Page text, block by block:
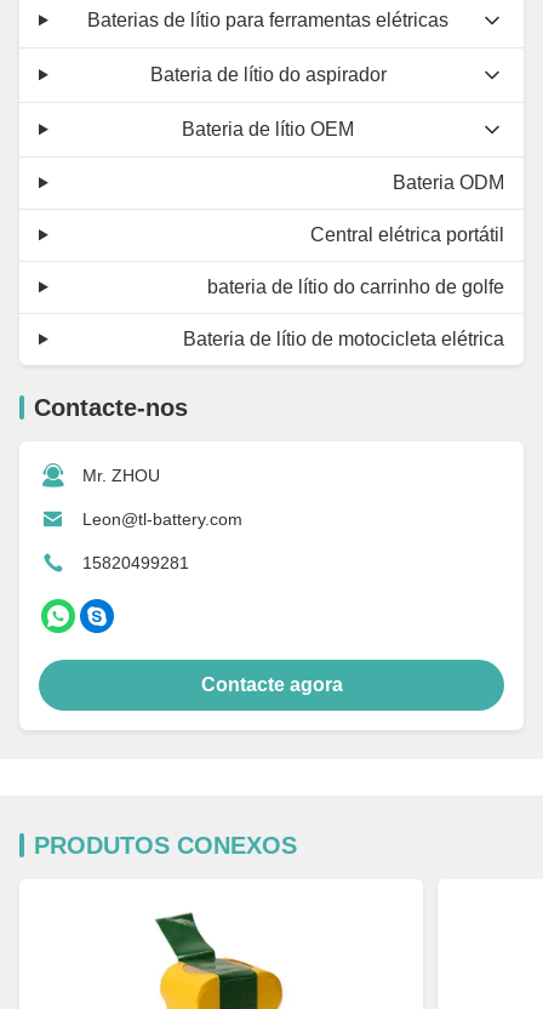
Baterias de lítio para ferramentas elétricas
Bateria de lítio do aspirador
Bateria de lítio OEM
Bateria ODM
Central elétrica portátil
bateria de lítio do carrinho de golfe
Bateria de lítio de motocicleta elétrica
Contacte-nos
Mr. ZHOU
Leon@tl-battery.com
15820499281
Contacte agora
PRODUTOS CONEXOS